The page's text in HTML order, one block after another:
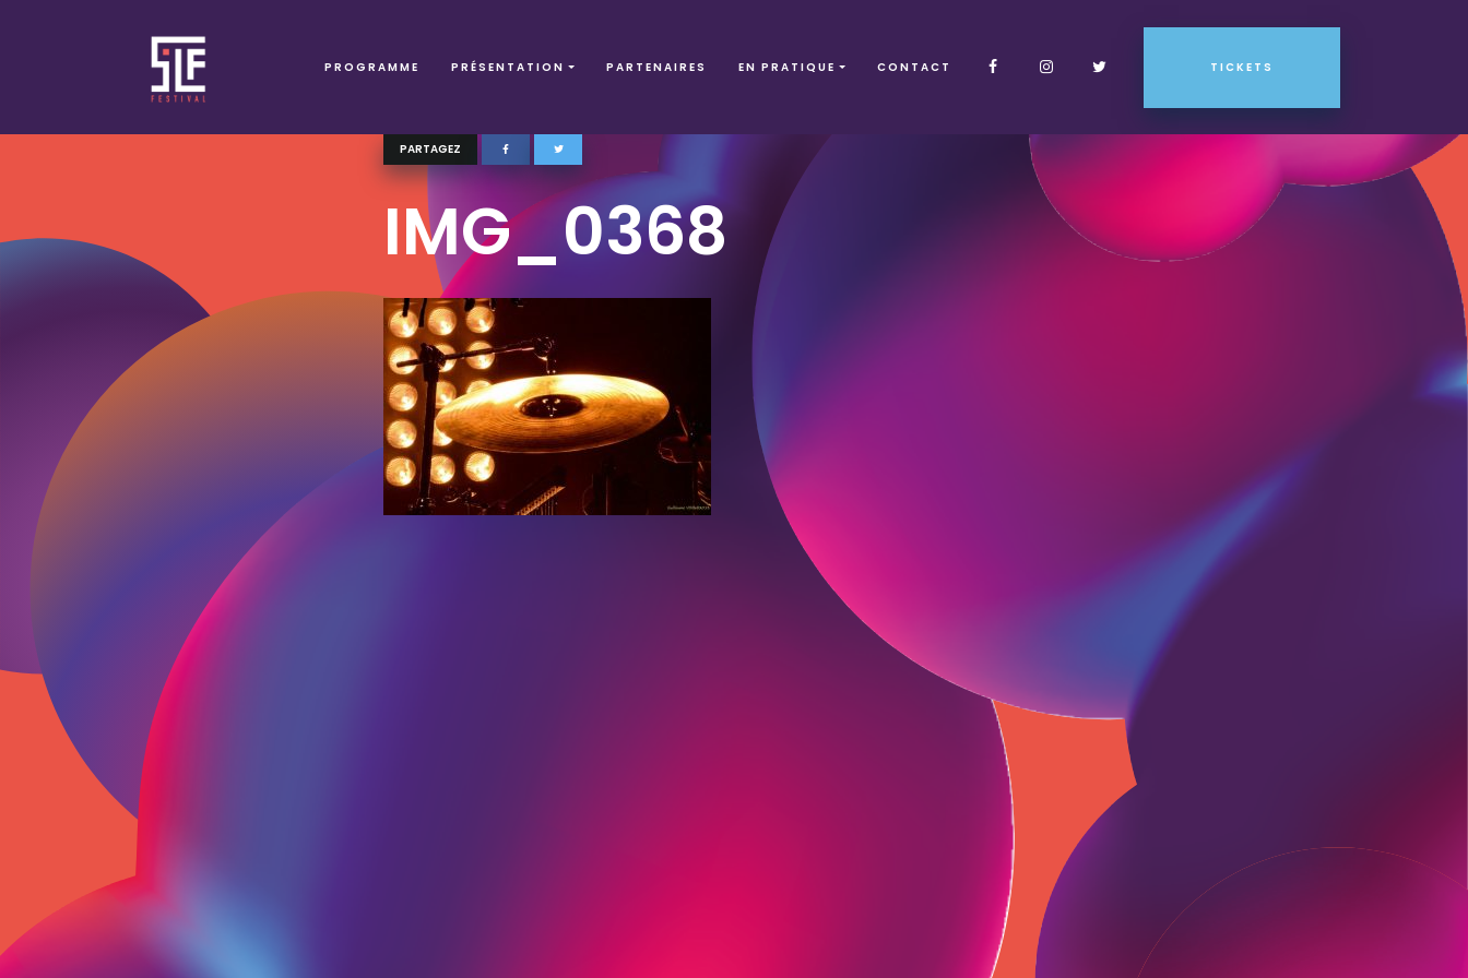
PROGRAMME PRÉSENTATION PARTENAIRES EN PRATIQUE CONTACT TICKETS
PARTAGEZ
IMG_0368